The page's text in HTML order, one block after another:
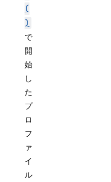
(
)
で
開
始
し
た
プ
ロ
フ
ァ
イ
ル